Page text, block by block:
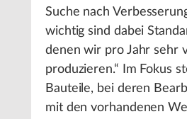
Suche nach
wichtig sind dabei
denen wir pro Jahr sehr
produzieren.“ Im Fokus
Bauteile, bei deren
mit den vorhandenen